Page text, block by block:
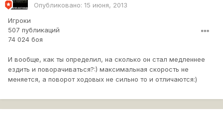
Опубликовано: 15 июня, 2013
Игроки
507 публикаций
74 024 боя
И вообще, как ты определил, на сколько он стал медленнее
ездить и поворачиваться?:) максимальная скорость не
меняется, а поворот ходовых не сильно то и отличаются:)